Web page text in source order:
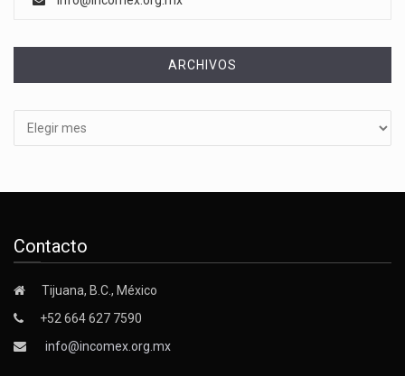
ARCHIVOS
Contacto
Tijuana, B.C., México
+52 664 627 7590
info@incomex.org.mx